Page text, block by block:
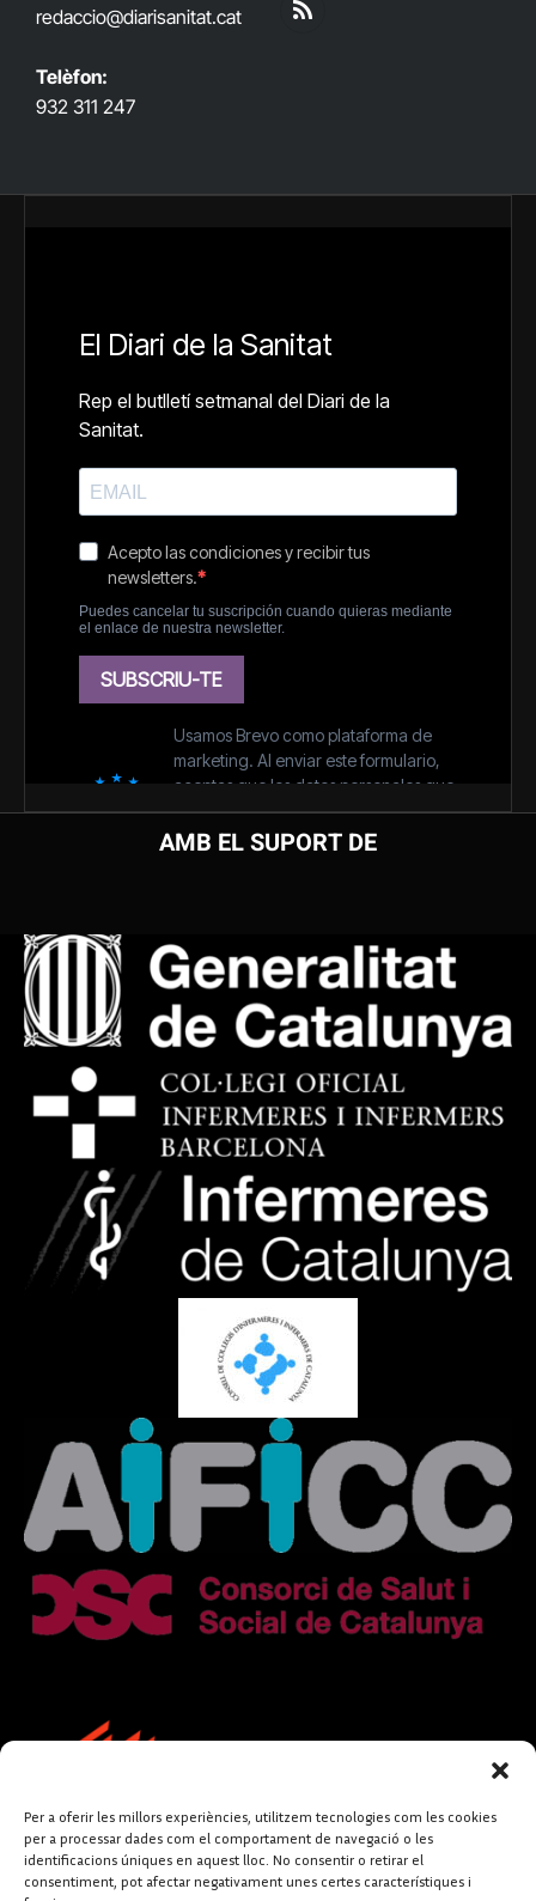
Per a oferir les millors experiències, utilitzem tecnologies com les cookies
per a processar dades com el comportament de navegació o les
identificacions úniques en aquest lloc. No consentir o retirar el
consentiment, pot afectar negativament unes certes característiques i
redaccio@diarisanitat.cat
Telèfon:
932 311 247
RSS
AMB EL SUPORT DE